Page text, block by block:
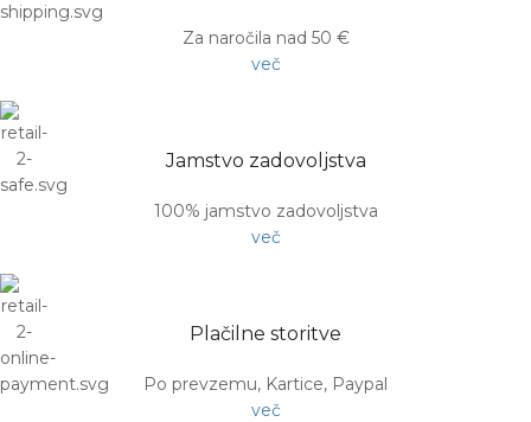
Za naročila nad 50 €
več
Jamstvo zadovoljstva
100% jamstvo zadovoljstva
več
Plačilne storitve
Po prevzemu, Kartice, Paypal
več